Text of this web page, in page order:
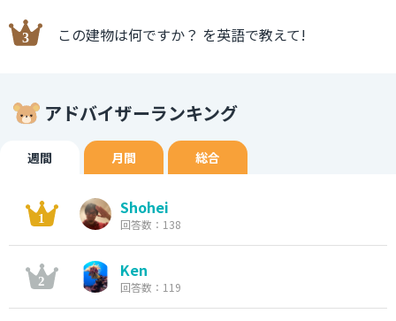
この建物は何ですか？ を英語で教えて!
アドバイザーランキング
週間 月間 総合
Shohei
回答数：138
Ken
回答数：119